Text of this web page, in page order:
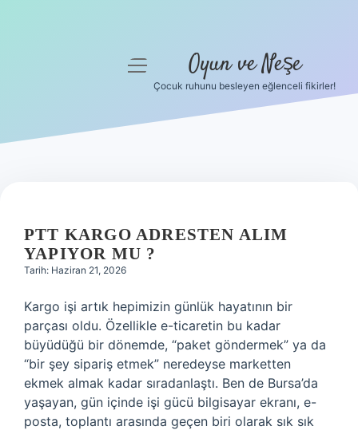
Hakkımızda
menüyü
Oyun ve Neşe
Çocuk ruhunu besleyen eğlenceli fikirler!
PTT KARGO ADRESTEN ALIM
YAPIYOR MU ?
Tarih: Haziran 21, 2026
Kargo işi artık hepimizin günlük hayatının bir
parçası oldu. Özellikle e-ticaretin bu kadar
büyüdüğü bir dönemde, “paket göndermek” ya da
“bir şey sipariş etmek” neredeyse marketten
ekmek almak kadar sıradanlaştı. Ben de Bursa’da
yaşayan, gün içinde işi gücü bilgisayar ekranı, e-
posta, toplantı arasında geçen biri olarak sık sık